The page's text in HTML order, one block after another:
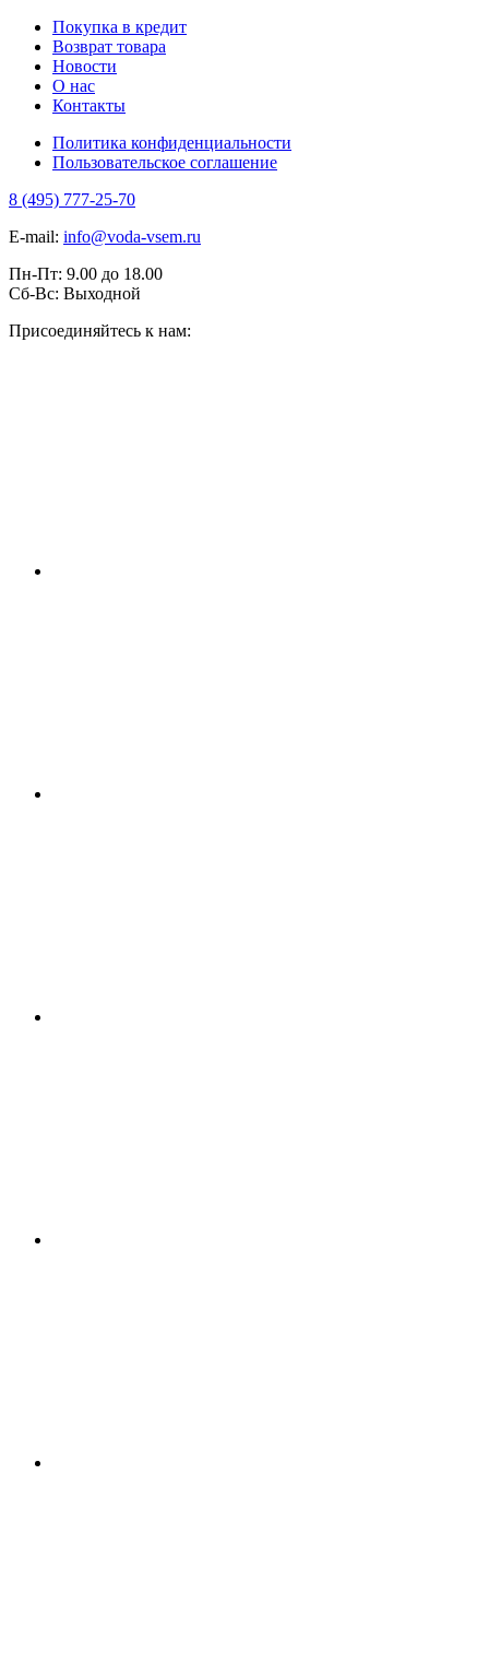
Покупка в кредит
Возврат товара
Новости
О нас
Контакты
Политика конфиденциальности
Пользовательское соглашение
8 (495) 777-25-70
E-mail: info@voda-vsem.ru
Пн-Пт: 9.00 до 18.00
Сб-Вс: Выходной
Присоединяйтесь к нам: